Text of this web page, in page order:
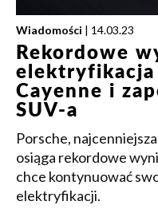
Wiadomości | 14.03.23
Rekordowe
Cayenne i
SUV-a
Porsche,
osiąga rekordowe
chce kontynuować
elektryfikacji.